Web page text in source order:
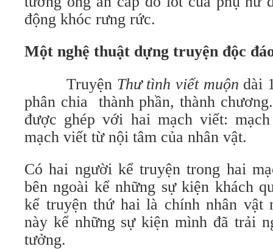
động khóc rưng rức.
Một nghệ thuật dựng truyện độc
Truyện Thư tình viết muộn dài
phân chia thành phần, thành
được ghép với hai mạch viết:
mạch viết từ nội tâm của nhân vật.
Có hai người kể truyện trong hai
bên ngoài kể những sự kiện khách
kể truyện thứ hai là chính nhân vật
này kể những sự kiện mình đã trải
tưởng.